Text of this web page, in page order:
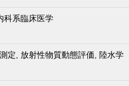
科系臨床医学
定, 放射性物質動態評価, 陸水学